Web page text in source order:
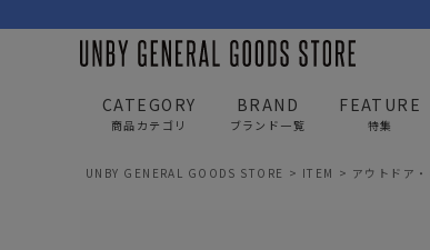
CATEGORY
商品カテゴリ
BRAND
ブランド一覧
FEATURE
特集
UNBY GENERAL GOODS STORE ITEM アウトドア